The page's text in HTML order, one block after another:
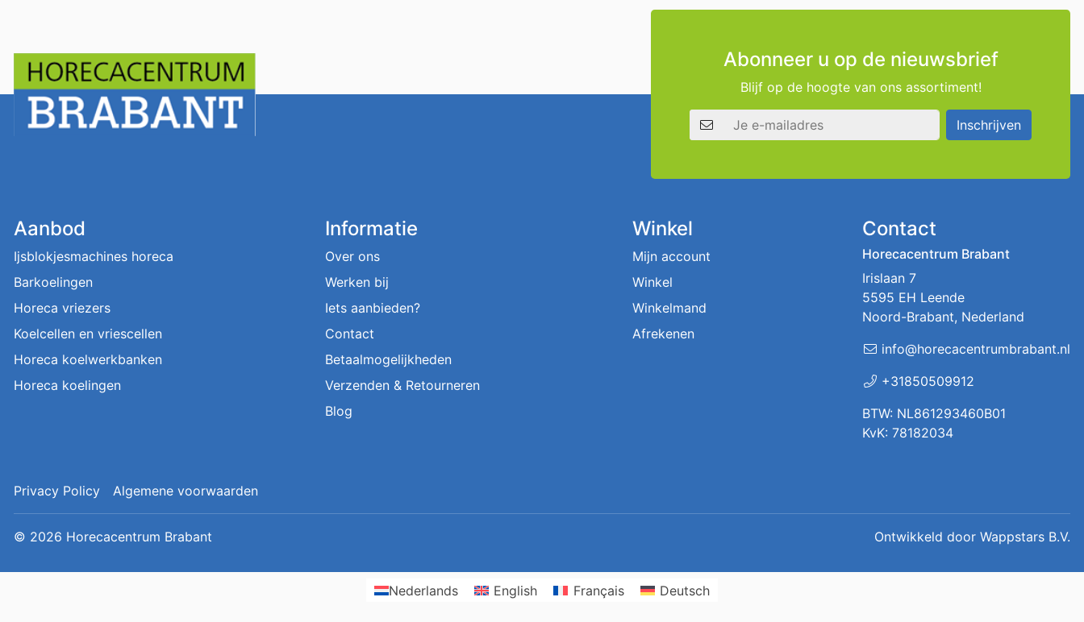
Abonneer u op de nieuwsbrief
Blijf op de hoogte van ons assortiment!
E-mailadres
Inschrijven
Aanbod
Ijsblokjesmachines horeca
Barkoelingen
Horeca vriezers
Koelcellen en vriescellen
Horeca koelwerkbanken
Horeca koelingen
Informatie
Over ons
Werken bij
Iets aanbieden?
Contact
Betaalmogelijkheden
Verzenden & Retourneren
Blog
Winkel
Mijn account
Winkel
Winkelmand
Afrekenen
Contact
Horecacentrum Brabant
Irislaan 7
5595 EH Leende
Noord-Brabant, Nederland
info@horecacentrumbrabant.nl
+31850509912
BTW: NL861293460B01
KvK: 78182034
Privacy Policy Algemene voorwaarden
© 2026 Horecacentrum Brabant Ontwikkeld door Wappstars B.V.
Nederlands English Français Deutsch